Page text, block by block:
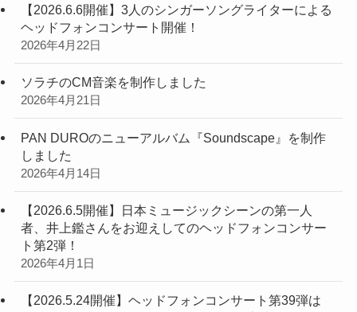
【2026.6.6開催】3人のシンガーソングライターによる
ヘッドフォンコンサート開催！
2026年4月22日
ソラチのCM音楽を制作しました
2026年4月21日
PAN DUROのニューアルバム『Soundscape』を制作
しました
2026年4月14日
【2026.6.5開催】日本ミュージックシーンの第一人
者、井上鑑さんをお迎えしてのヘッドフォンコンサー
ト第2弾！
2026年4月1日
【2026.5.24開催】ヘッドフォンコンサート第39弾は